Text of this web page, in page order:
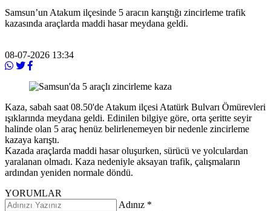
Samsun’un Atakum ilçesinde 5 aracın karıştığı zincirleme trafik
kazasında araçlarda maddi hasar meydana geldi.
08-07-2026 13:34
Kaza, sabah saat 08.50'de Atakum ilçesi Atatürk Bulvarı Ömürevleri
ışıklarında meydana geldi. Edinilen bilgiye göre, orta şeritte seyir
halinde olan 5 araç henüz belirlenemeyen bir nedenle zincirleme
kazaya karıştı.
Kazada araçlarda maddi hasar oluşurken, sürücü ve yolculardan
yaralanan olmadı. Kaza nedeniyle aksayan trafik, çalışmaların
ardından yeniden normale döndü.
YORUMLAR
Adınız *